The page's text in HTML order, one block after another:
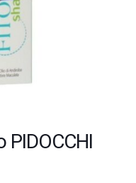
PIDOCCHI